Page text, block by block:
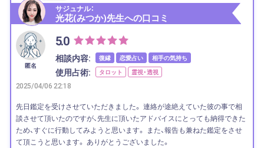
サジュナル：
光花(みつか)先生への口コミ
匿名
5.0
相談内容: 復縁 恋愛占い 相手の気持ち
使用占術: タロット 霊視・透視
2025/04/06 22:18
先日鑑定を受けさせていただきました。 連絡が途絶えていた彼の事で相
談させて頂いたのですが、先生に頂いたアドバイスにとっても納得できた
ため、すぐに行動してみようと思います。 また、報告も兼ねた鑑定をさせ
て頂こうと思います。 ありがとうございました。